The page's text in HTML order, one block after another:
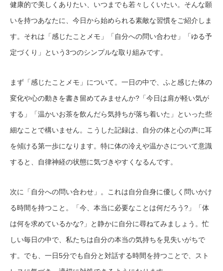
健康的で美しくありたい、いつまでも若々しくいたい。そんな願
いを持つあなたに、今日から始められる素敵な習慣をご紹介しま
す。それは「感じたことメモ」「自分への問い合わせ」「ゆる予
定づくり」という3つのシンプルな取り組みです。
まず「感じたことメモ」について。一日の中で、ふと感じた体の
変化や心の動きを書き留めてみませんか?「今日は肩が軽い気が
する」「温かいお茶を飲んだら気持ちが落ち着いた」といった些
細なことで構いません。こうした記録は、自分の体と心の声に耳
を傾ける第一歩になります。特に体の冷えや温かさについて意識
すると、自律神経の状態に気づきやすくなるんです。
次に「自分への問い合わせ」。これは自分自身に優しく問いかけ
る時間を持つこと。「今、本当に必要なことは何だろう?」「体
は何を求めているかな?」と静かに自分に尋ねてみましょう。忙
しい毎日の中で、私たちは自分の本当の気持ちを見失いがちで
す。でも、一日5分でも自分と対話する時間を持つことで、スト